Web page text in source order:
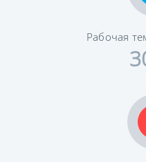
Рабочая